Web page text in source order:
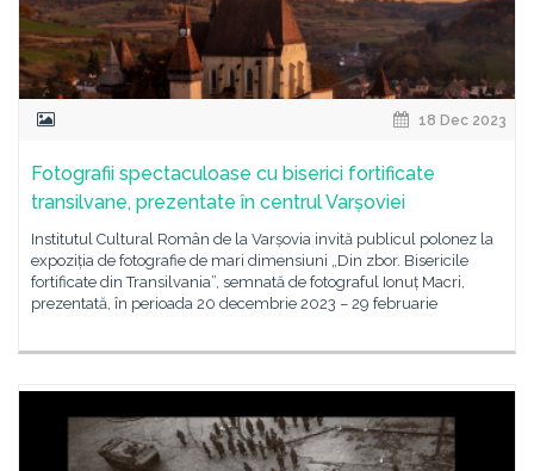
18 Dec 2023
Fotografii spectaculoase cu biserici fortificate
transilvane, prezentate în centrul Varșoviei
Institutul Cultural Român de la Varșovia invită publicul polonez la
expoziția de fotografie de mari dimensiuni „Din zbor. Bisericile
fortificate din Transilvania”, semnată de fotograful Ionuț Macri,
prezentată, în perioada 20 decembrie 2023 – 29 februarie